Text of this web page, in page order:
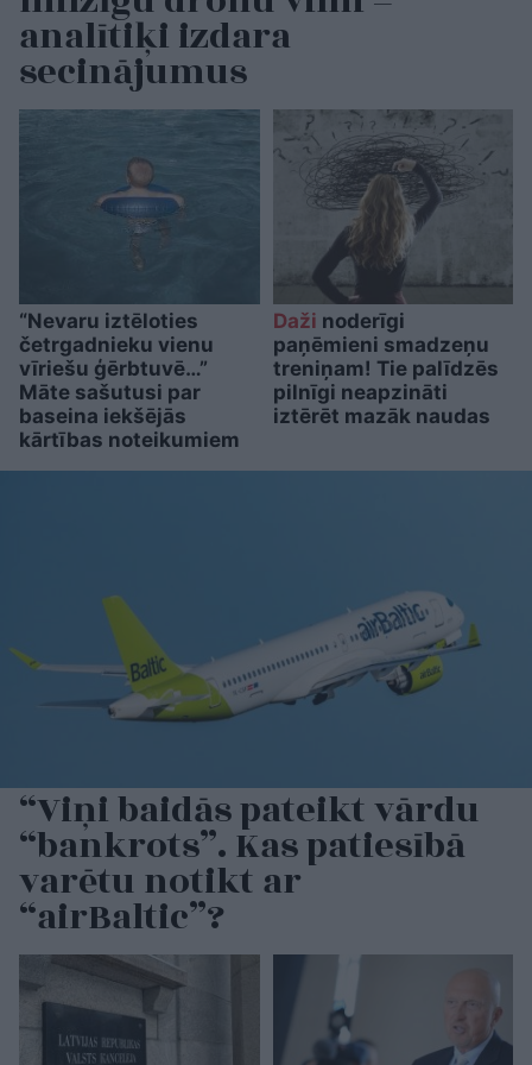
analītiķi izdara
secinājumus
“Nevaru iztēloties
četrgadnieku vienu
vīriešu ģērbtuvē…”
Māte sašutusi par
baseina iekšējās
kārtības noteikumiem
Daži noderīgi
paņēmieni smadzeņu
treniņam! Tie palīdzēs
pilnīgi neapzināti
iztērēt mazāk naudas
“Viņi baidās pateikt vārdu
“bankrots”. Kas patiesībā
varētu notikt ar
“airBaltic”?